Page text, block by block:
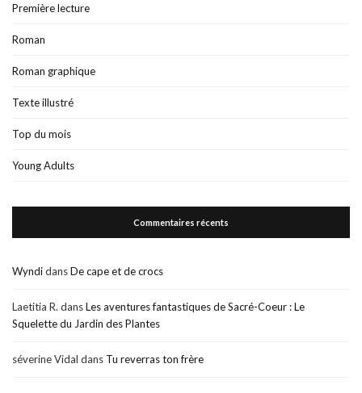
Première lecture
Roman
Roman graphique
Texte illustré
Top du mois
Young Adults
Commentaires récents
WyndidansDe cape et de crocs
Laetitia R. dansLes aventures fantastiques de Sacré-Coeur : Le
Squelette du Jardin des Plantes
séverine Vidal dans Tu reverras ton frère